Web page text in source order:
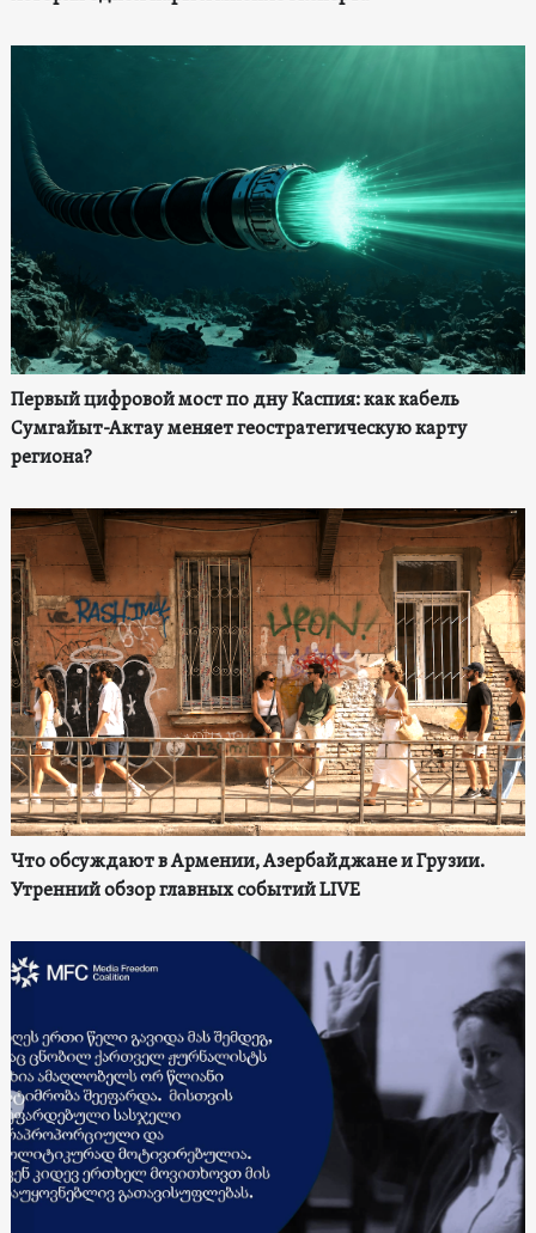
Первый цифровой мост по дну Каспия: как кабель
Сумгайыт-Актау меняет геостратегическую карту
региона?
Что обсуждают в Армении, Азербайджане и Грузии.
Утренний обзор главных событий LIVE